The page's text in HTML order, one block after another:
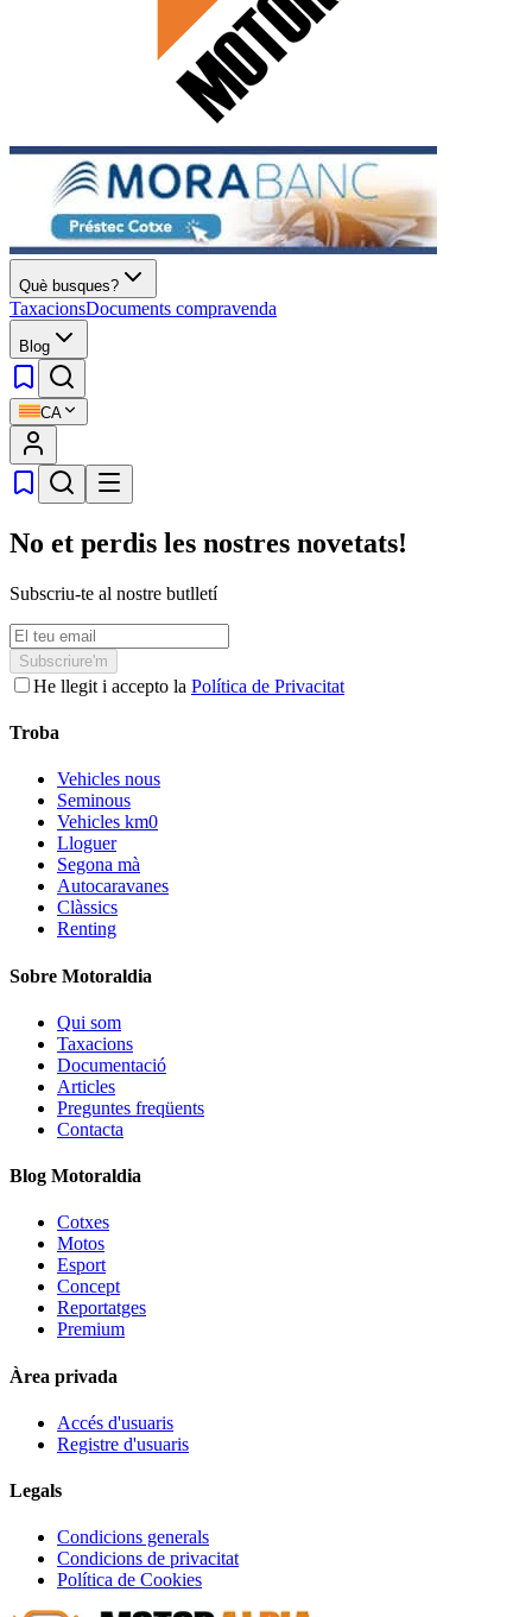
Què busques?
TaxacionsDocuments compravenda
Blog
CA
No et perdis les nostres novetats!
Subscriu-te al nostre butlletí
Subscriure'm
He llegit i accepto la Política de Privacitat
Troba
Vehicles nous
Seminous
Vehicles km0
Lloguer
Segona mà
Autocaravanes
Clàssics
Renting
Sobre Motoraldia
Qui som
Taxacions
Documentació
Articles
Preguntes freqüents
Contacta
Blog Motoraldia
Cotxes
Motos
Esport
Concept
Reportatges
Premium
Àrea privada
Accés d'usuaris
Registre d'usuaris
Legals
Condicions generals
Condicions de privacitat
Política de Cookies